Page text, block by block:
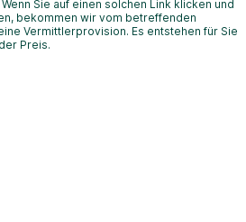
Sie auf einen solchen Link klicken und
bekommen wir vom betreffenden
Vermittlerprovision. Es entstehen für Sie
Preis.